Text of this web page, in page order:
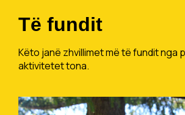
Të fundit
Këto janë zhvillimet më të fundit nga
aktivitetet tona.